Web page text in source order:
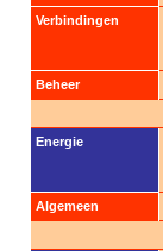
Verbindingen
Beheer
Energie
Algemeen